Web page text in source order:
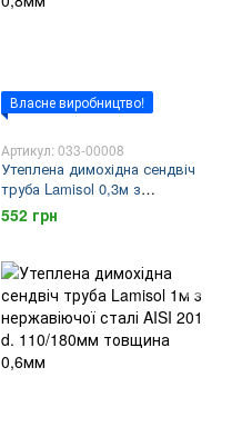
Власне виробництво!
Артикул: 033-00008
Утеплена димохідна сендвіч
труба Lamisol 0,3м з
нержавіючої сталі AISI 201 d.
100/160мм товщина 0,8мм
552 грн